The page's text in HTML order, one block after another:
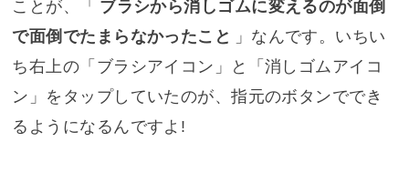
ことが、「 ブラシから消しゴムに変えるのが面倒
で面倒でたまらなかったこと
」なんです。いちい
ち右上の「ブラシアイコン」と「消しゴムアイコ
ン」をタップしていたのが、指元のボタンででき
るようになるんですよ!